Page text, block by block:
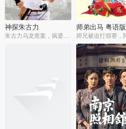
神探朱古力
朱古力乌龙查案，疯婆子神助攻
师弟出马 粤语版